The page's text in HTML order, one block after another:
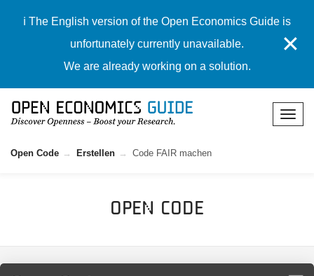
ℹ️ The English version of the Open Economics Guide is
unfortunately currently unavailable.
We are already working on a solution.
✕
Open Code Erstellen Code FAIR machen
Open Code